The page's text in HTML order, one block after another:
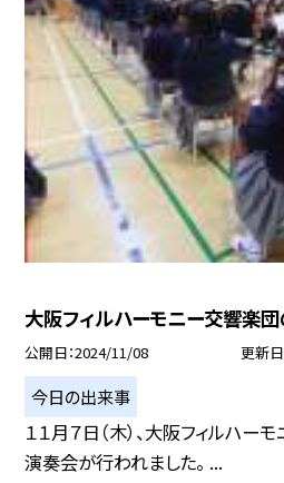
大阪フィルハーモニー交響楽
公開日 2024/11/08 更新日
今日の出来事
１１月７日（木）、大阪フィルハー
演奏会が行われました。 ...